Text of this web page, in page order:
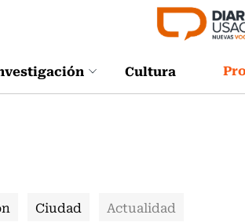
Cultura
Ciudad Actualidad